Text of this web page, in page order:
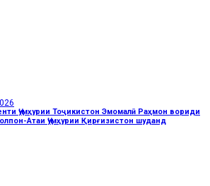
Ҷумҳурии Тоҷикистон Эмомалӣ Раҳмон вориди
Атаи Ҷумҳурии Қирғизистон шуданд